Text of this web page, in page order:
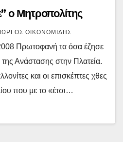
ο Μητροπολίτης
ΟΙΚΟΝΟΜΊΔΗΣ
Πρωτοφανή τα όσα έζησε
Ανάστασης στην Πλατεία.
και οι επισκέπτες χθες
που με το «έτσι…